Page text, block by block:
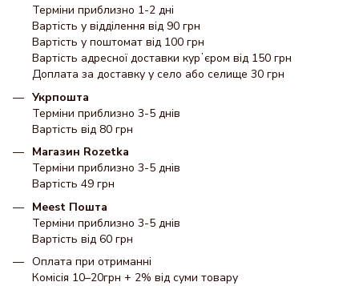
Терміни приблизно 1-2 дні
Вартість у відділення від 90 грн
Вартість у поштомат від 100 грн
Вартість адресної доставки курʼєром від 150 грн
Доплата за доставку у село або селище 30 грн
Укрпошта
Терміни приблизно 3-5 днів
Вартість від 80 грн
Магазин Rozetka
Терміни приблизно 3-5 днів
Вартість 49 грн
Meest Пошта
Терміни приблизно 3-5 днів
Вартість від 60 грн
Оплата при отриманні
Комісія 10–20грн + 2% від суми товару